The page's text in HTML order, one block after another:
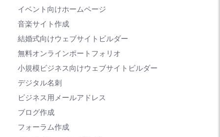
イベント向けホームページ
音楽サイト作成
結婚式向けウェブサイトビルダー
無料オンラインポートフォリオ
小規模ビジネス向けウェブサイトビルダー
デジタル名刺
ビジネス用メールアドレス
ブログ作成
フォーラム作成